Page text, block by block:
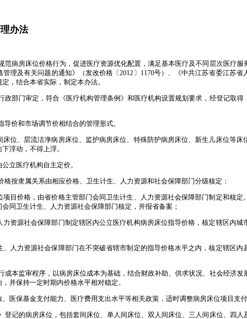
办法
范病房床位价格行为，促进医疗资源优化配置，满足基本医疗及不同层次医疗服
理及有关问题的通知》（发改价格〔2012〕1170号）、《中共江苏省委江苏省
，结合本省实际，制定本办法。
政部门审定，符合《医疗机构管理条例》和医疗机构设置规划要求，经登记取得
价和市场调节价相结合的管理形式。
、层流洁净病房床位、监护病房床位、特殊防护病房床位、新生儿床位等床
浮动，不得上浮。
立医疗机构自主定价。
按隶属关系由相应价格、卫生计生、人力资源和社会保障部门分级核定：
价格，由省价格主管部门会同卫生计生、人力资源社会保障部门制定和核定
同卫生计生、人力资源社会保障部门核定，并报省备案；
源社会保障部门制定辖区内公立医疗机构病房床位指导价格，核定辖区内城
力资源社会保障部门在不突破省辖市制定的指导价格水平之内，核定辖区内
成本监审程序，以病房床位成本为基础，结合财政补助、供求状况、社会经济发
并保持一定时期内价格水平相对稳定。
保基金支付能力、医疗费用支出水平等相关政策，适时调整病房床位项目支付
登记的病房床位，包括套间床位、单人间床位、双人间床位、三人间床位、四人